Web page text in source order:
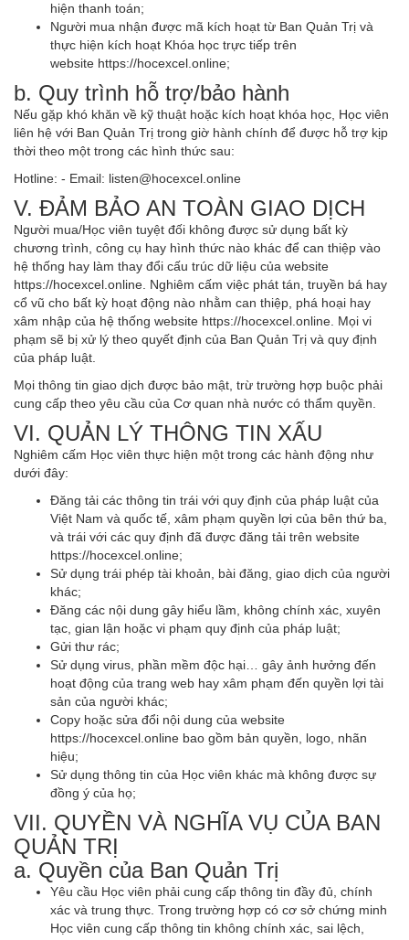
hiện thanh toán;
Người mua nhận được mã kích hoạt từ Ban Quản Trị và
thực hiện kích hoạt Khóa học trực tiếp trên
website https://hocexcel.online;
b. Quy trình hỗ trợ/bảo hành
Nếu gặp khó khăn về kỹ thuật hoặc kích hoạt khóa học, Học viên
liên hệ với Ban Quản Trị trong giờ hành chính để được hỗ trợ kịp
thời theo một trong các hình thức sau:
Hotline: - Email: listen@hocexcel.online
V. ĐẢM BẢO AN TOÀN GIAO DỊCH
Người mua/Học viên tuyệt đối không được sử dụng bất kỳ
chương trình, công cụ hay hình thức nào khác để can thiệp vào
hệ thống hay làm thay đổi cấu trúc dữ liệu của website
https://hocexcel.online. Nghiêm cấm việc phát tán, truyền bá hay
cổ vũ cho bất kỳ hoạt động nào nhằm can thiệp, phá hoại hay
xâm nhập của hệ thống website https://hocexcel.online. Mọi vi
phạm sẽ bị xử lý theo quyết định của Ban Quản Trị và quy định
của pháp luật.
Mọi thông tin giao dịch được bảo mật, trừ trường hợp buộc phải
cung cấp theo yêu cầu của Cơ quan nhà nước có thẩm quyền.
VI. QUẢN LÝ THÔNG TIN XẤU
Nghiêm cấm Học viên thực hiện một trong các hành động như
dưới đây:
Đăng tải các thông tin trái với quy định của pháp luật của
Việt Nam và quốc tế, xâm phạm quyền lợi của bên thứ ba,
và trái với các quy định đã được đăng tải trên website
https://hocexcel.online;
Sử dụng trái phép tài khoản, bài đăng, giao dịch của người
khác;
Đăng các nội dung gây hiểu lầm, không chính xác, xuyên
tạc, gian lận hoặc vi phạm quy định của pháp luật;
Gửi thư rác;
Sử dụng virus, phần mềm độc hại… gây ảnh hưởng đến
hoạt động của trang web hay xâm phạm đến quyền lợi tài
sản của người khác;
Copy hoặc sửa đổi nội dung của website
https://hocexcel.online bao gồm bản quyền, logo, nhãn
hiệu;
Sử dụng thông tin của Học viên khác mà không được sự
đồng ý của họ;
VII. QUYỀN VÀ NGHĨA VỤ CỦA BAN
QUẢN TRỊ
a. Quyền của Ban Quản Trị
Yêu cầu Học viên phải cung cấp thông tin đầy đủ, chính
xác và trung thực. Trong trường hợp có cơ sở chứng minh
Học viên cung cấp thông tin không chính xác, sai lệch,